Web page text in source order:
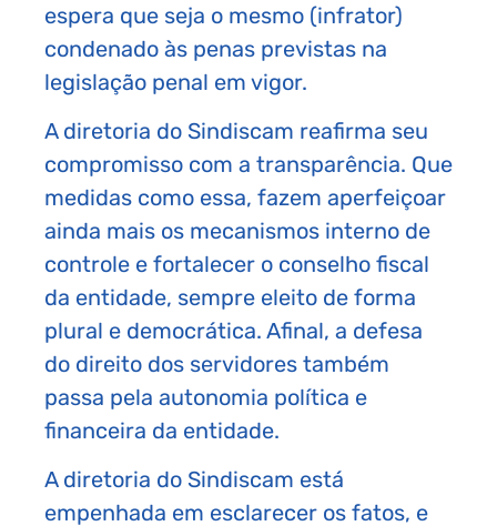
espera que seja o mesmo (infrator)
condenado às penas previstas na
legislação penal em vigor.
A diretoria do Sindiscam reafirma seu
compromisso com a transparência. Que
medidas como essa, fazem aperfeiçoar
ainda mais os mecanismos interno de
controle e fortalecer o conselho fiscal
da entidade, sempre eleito de forma
plural e democrática. Afinal, a defesa
do direito dos servidores também
passa pela autonomia política e
financeira da entidade.
A diretoria do Sindiscam está
empenhada em esclarecer os fatos, e